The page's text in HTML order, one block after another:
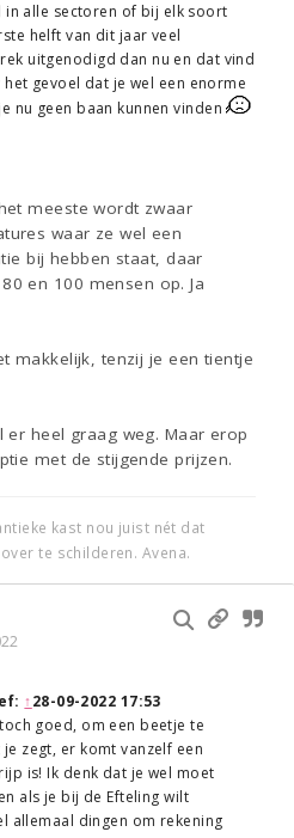
in alle sectoren of bij elk soort
helft van dit jaar veel
uitgenodigd dan nu en dat vind
gevoel dat je wel een enorme
nu geen baan kunnen vinden
meeste wordt zwaar
waar ze wel een
bij hebben staat, daar
en 100 mensen op. Ja
makkelijk, tenzij je een tientje
er heel graag weg. Maar erop
met de stijgende prijzen.
kast nou juist nét dat
te schilderen. Avena.
↑28-09-2022 17:53
goed, om een beetje te
zegt, er komt vanzelf een
is! Ik denk dat je wel moet
als je bij de Efteling wilt
allemaal dingen om rekening